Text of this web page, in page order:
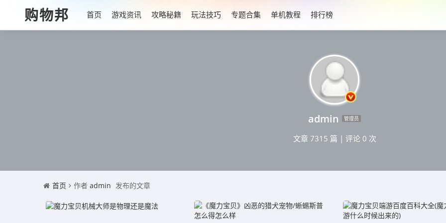
购物邦 首页 游戏资讯 攻略秘籍 玩法技巧 专题合集 单机教程 排行榜
admin 管理员
文章 7315 篇 | 评论 0 次
首页 作者 admin 发布的文章